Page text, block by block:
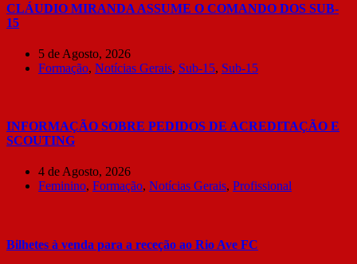
CLÁUDIO MIRANDA ASSUME O COMANDO DOS SUB-
15
5 de Agosto, 2026
Formação, Notícias Gerais, Sub-15, Sub-15
INFORMAÇÃO SOBRE PEDIDOS DE ACREDITAÇÃO E
SCOUTING
4 de Agosto, 2026
Feminino, Formação, Notícias Gerais, Profissional
Bilhetes à venda para a receção ao Rio Ave FC